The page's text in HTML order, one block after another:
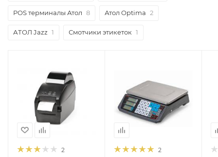
POS терминалы Атол 8 Атол Optima 2
АТОЛ Jazz 1 Смотчики этикеток 1
2 2